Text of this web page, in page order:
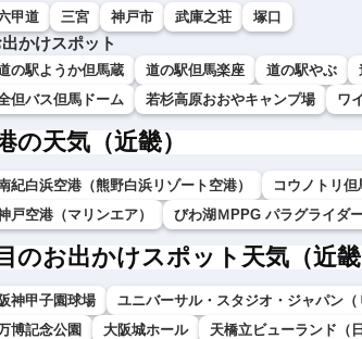
甲道 三宮 神戸市 武庫之荘 塚口
かけスポット
の駅ようか但馬蔵 道の駅但馬楽座 道の駅やぶ
但バス但馬ドーム
若杉高原おおやキャンプ場 ワ
の天気（近畿）
紀白浜空港（熊野白浜リゾート空港） コウノトリ但
戸空港（マリンエア）
びわ湖ＭPPG パラグライダ
のお出かけスポット天気（近畿
神甲子園球場 ユニバーサル・スタジオ・ジャパン（
博記念公園
大阪城ホール 天橋立ビューランド（